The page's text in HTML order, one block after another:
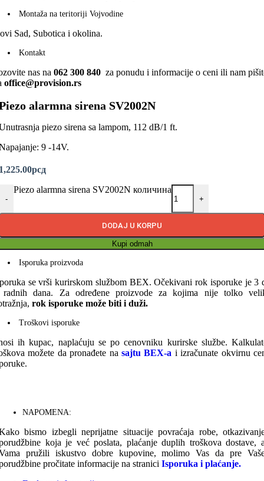
Montaža na teritoriji Vojvodine
Sad, Subotica i okolina.
Kontakt
nas na 062 300 840 za ponudu i informacije o ceni ili nam
office@provision.rs
alarmna sirena SV2002N
piezo sirena sa lampom, 112 dB/1 ft.
9 -14V.
рсд
-
Piezo alarmna sirena SV2002N количина
+
DODAJ U KORPU
Kupi odmah
Isporuka proizvoda
se vrši kurirskom službom BEX. Očekivani rok isporuke je 3
dana. Za određene proizvode za kojima nije tolko
rok isporuke može biti i duži.
Troškovi isporuke
ih kupac, naplaćuju se po cenovniku kurirske službe.
možete da pronađete na sajtu BEX-a i izračunate okvirnu
NAPOMENA:
bismo izbegli neprijatne situacije povraćaja robe,
koja je već poslata, plaćanje duplih troškova dostave,
pružili iskustvo dobre kupovine, molimo Vas da pre
pročitate informacije na stranici Isporuka i plaćanje.